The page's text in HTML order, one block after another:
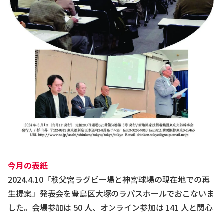
今⽉の表紙
2024.4.10「秩⽗宮ラグビー場と神宮球場の現在地での再
⽣提案」発表会を豊島区⼤塚のラパスホールでおこないま
した。会場参加は 50 ⼈、オンライン参加は 141 ⼈と関心